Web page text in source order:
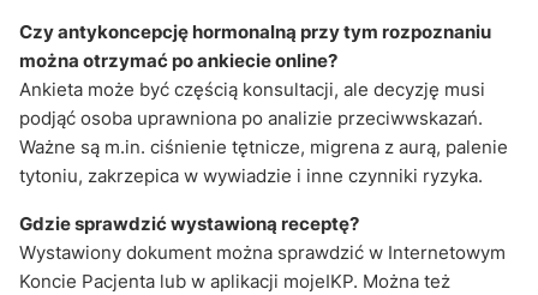
Czy antykoncepcję hormonalną przy tym rozpoznaniu
można otrzymać po ankiecie online?
Ankieta może być częścią konsultacji, ale decyzję musi
podjąć osoba uprawniona po analizie przeciwwskazań.
Ważne są m.in. ciśnienie tętnicze, migrena z aurą, palenie
tytoniu, zakrzepica w wywiadzie i inne czynniki ryzyka.
Gdzie sprawdzić wystawioną receptę?
Wystawiony dokument można sprawdzić w Internetowym
Koncie Pacjenta lub w aplikacji mojeIKP. Można też